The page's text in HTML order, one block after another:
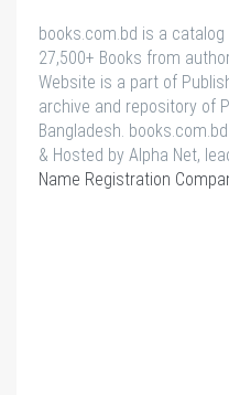
books.com.bd is a
27,500+ Books from
Website is a part of
archive and repository of
Bangladesh.
& Hosted by Alpha Net,
Name Registration